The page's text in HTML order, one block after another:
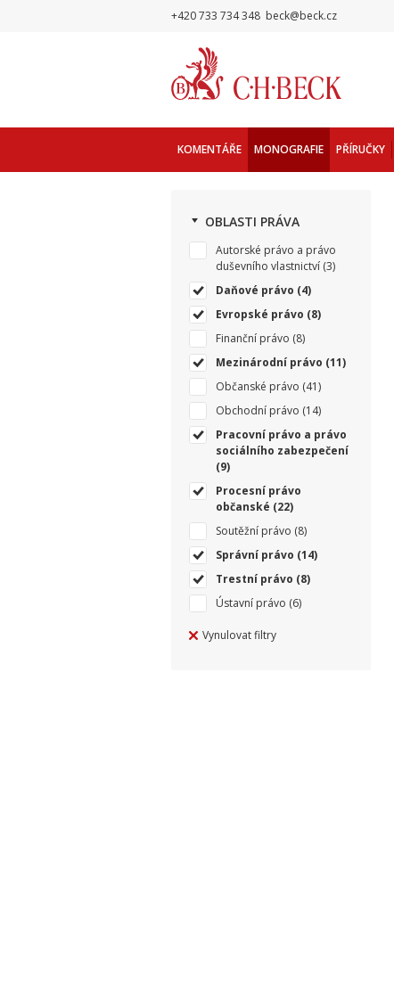
+420 733 734 348 beck@beck.cz
KOMENTÁŘE MONOGRAFIE PŘÍRUČKY
OBLASTI PRÁVA
Autorské právo a právo
duševního vlastnictví (3)
Daňové právo (4)
Evropské právo (8)
Finanční právo (8)
Mezinárodní právo (11)
Občanské právo (41)
Obchodní právo (14)
Pracovní právo a právo
sociálního zabezpečení
(9)
Procesní právo
občanské (22)
Soutěžní právo (8)
Správní právo (14)
Trestní právo (8)
Ústavní právo (6)
Vynulovat filtry